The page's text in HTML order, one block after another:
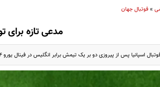
»فوتبال جهان
مدعی تازه برای
پس از پیروزی دو بر یک تیمش برابر انگلیس در فینال یورو ۲۰۲۴ به تمجید از رودری، هافبک تیمش، پرداخت.